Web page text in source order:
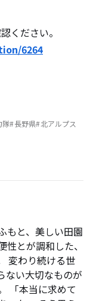
ください。
6264
隊 長野県 北アルプス
もと、美しい田園
とが調和した、
変わり続ける世
ない大切なものが
「本当に求めて